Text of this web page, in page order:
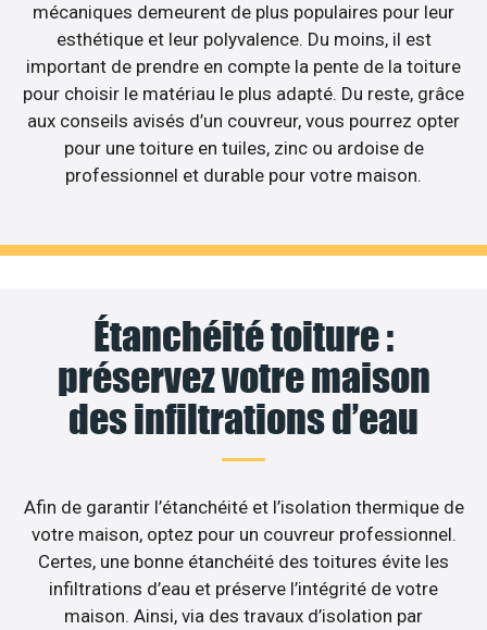
mécaniques demeurent de plus populaires pour leur
esthétique et leur polyvalence. Du moins, il est
important de prendre en compte la pente de la toiture
pour choisir le matériau le plus adapté. Du reste, grâce
aux conseils avisés d’un couvreur, vous pourrez opter
pour une toiture en tuiles, zinc ou ardoise de
professionnel et durable pour votre maison.
Étanchéité toiture :
préservez votre maison
des infiltrations d’eau
Afin de garantir l’étanchéité et l’isolation thermique de
votre maison, optez pour un couvreur professionnel.
Certes, une bonne étanchéité des toitures évite les
infiltrations d’eau et préserve l’intégrité de votre
maison. Ainsi, via des travaux d’isolation par